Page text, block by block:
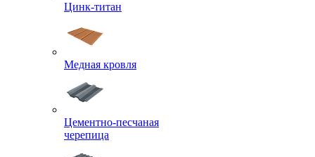
Цинк-титан
Медная кровля
Цементно-песчаная
черепица